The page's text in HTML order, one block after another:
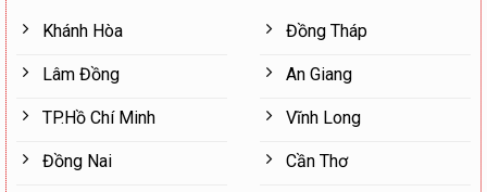
Khánh Hòa
Lâm Đồng
TP.Hồ Chí Minh
Đồng Nai
Đồng Tháp
An Giang
Vĩnh Long
Cần Thơ